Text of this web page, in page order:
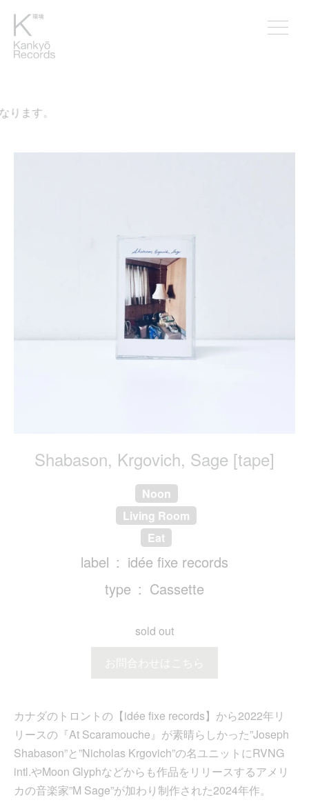
ます。
Shabason, Krgovich, Sage [tape]
Noon
Living Room
Eat
label
idée fixe records
type
Cassette
sold out
お問合わせはこちら
カナダのトロントの【idée fixe records】から2022年リ
リースの『At Scaramouche』が素晴らしかった”Joseph
Shabason”と”Nicholas Krgovich”の名ユニットにRVNG
intl.やMoon Glyphなどからも作品をリリースするアメリ
カの音楽家”M Sage”が加わり制作された2024年作。